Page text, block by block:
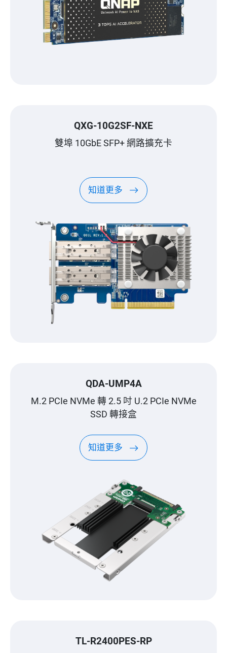
QXG-10G2SF-NXE
雙埠 10GbE SFP+ 網路擴充卡
知道更多
QDA-UMP4A
M.2 PCIe NVMe 轉 2.5 吋 U.2 PCIe NVMe
SSD 轉接盒
知道更多
TL-R2400PES-RP